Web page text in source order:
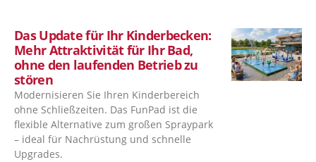
Das Update für Ihr Kinderbecken:
Mehr Attraktivität für Ihr Bad,
ohne den laufenden Betrieb zu
stören
Modernisieren Sie Ihren Kinderbereich
ohne Schließzeiten. Das FunPad ist die
flexible Alternative zum großen Spraypark
– ideal für Nachrüstung und schnelle
Upgrades.